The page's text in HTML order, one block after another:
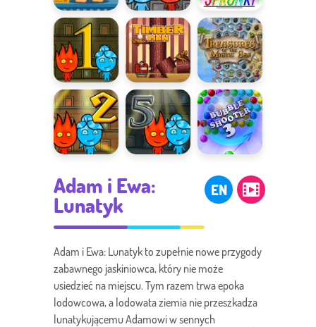
Adam
astronauta
Ogień i Woda
7
Sprunki
Ogień i Woda
1
Timberman
Skarby
Mistycznego
Morza
2
5
Shooter
Adam i Ewa:
Lunatyk
EN
Adam i Ewa: Lunatyk to zupełnie nowe przygody
zabawnego jaskiniowca, który nie może
usiedzieć na miejscu. Tym razem trwa epoka
lodowcowa, a lodowata ziemia nie przeszkadza
lunatykującemu Adamowi w sennych